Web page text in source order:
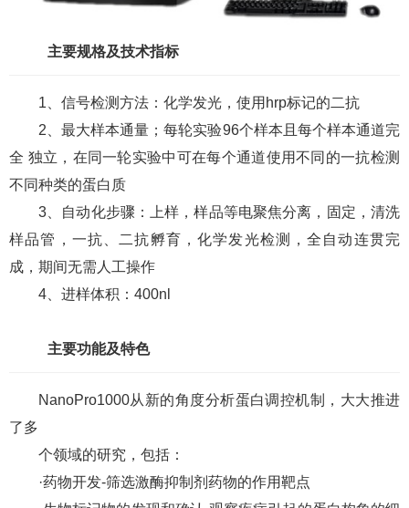
主要规格及技术指标
1、信号检测方法：化学发光，使用hrp标记的二抗
2、最大样本通量；每轮实验96个样本且每个样本通道完
全 独立，在同一轮实验中可在每个通道使用不同的一抗检测
不同种类的蛋白质
3、自动化步骤：上样，样品等电聚焦分离，固定，清洗
样品管，一抗、二抗孵育，化学发光检测，全自动连贯完
成，期间无需人工操作
4、进样体积：400nl
主要功能及特色
NanoPro1000从新的角度分析蛋白调控机制，大大推进
了多
个领域的研究，包括：
·药物开发-筛选激酶抑制剂药物的作用靶点